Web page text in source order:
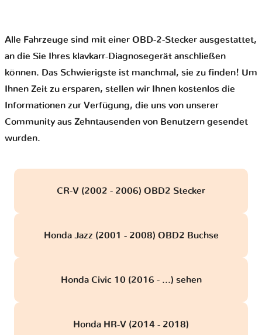
Alle Fahrzeuge sind mit einer OBD-2-Stecker ausgestattet,
an die Sie Ihres klavkarr-Diagnosegerät anschließen
können. Das Schwierigste ist manchmal, sie zu finden! Um
Ihnen Zeit zu ersparen, stellen wir Ihnen kostenlos die
Informationen zur Verfügung, die uns von unserer
Community aus Zehntausenden von Benutzern gesendet
wurden.
CR-V (2002 - 2006) OBD2 Stecker
Honda Jazz (2001 - 2008) OBD2 Buchse
Honda Civic 10 (2016 - ...) sehen
Honda HR-V (2014 - 2018)